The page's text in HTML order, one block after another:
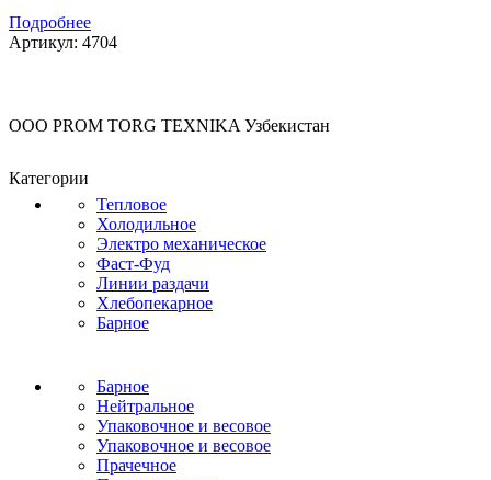
Подробнее
Артикул: 4704
OOO PROM TORG TEXNIKA Узбекистан
Категории
Тепловое
Холодильное
Электро механическое
Фаст-Фуд
Линии раздачи
Хлебопекарное
Барное
Барное
Нейтральное
Упаковочное и весовое
Упаковочное и весовое
Прачечное